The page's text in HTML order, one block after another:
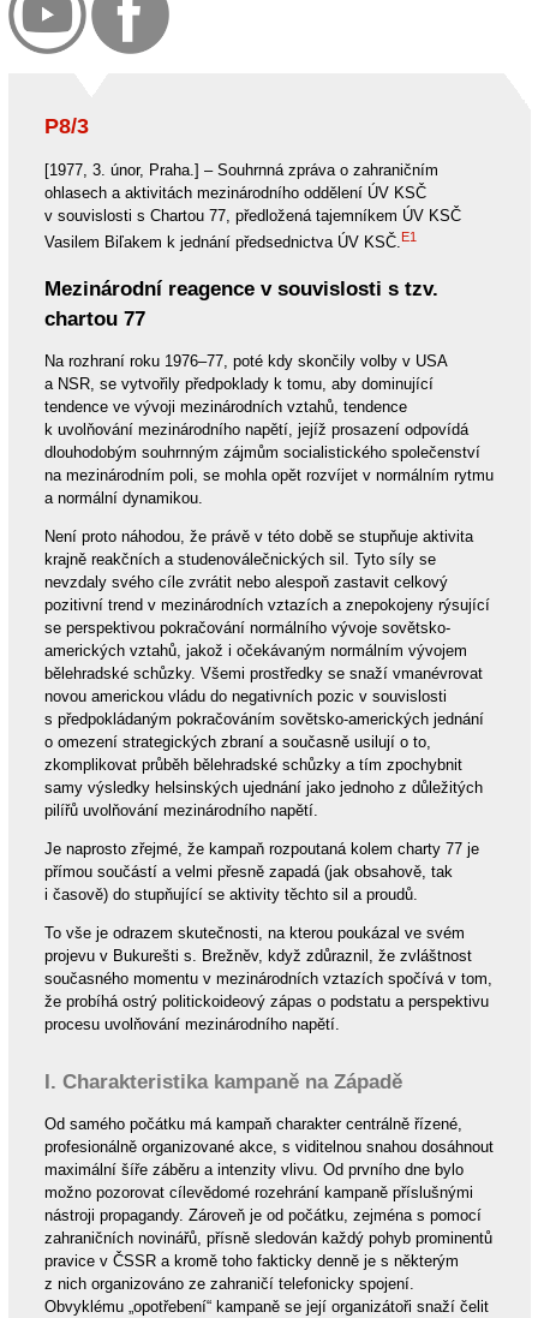
P8/3
[1977, 3. únor, Praha.] – Souhrnná zpráva o zahraničním
ohlasech a aktivitách mezinárodního oddělení ÚV KSČ
v souvislosti s Chartou 77, předložená tajemníkem ÚV KSČ
Vasilem Biľakem k jednání předsednictva ÚV KSČ.E1
Mezinárodní reagence v souvislosti s tzv.
chartou 77
Na rozhraní roku 1976–77, poté kdy skončily volby v USA
a NSR, se vytvořily předpoklady k tomu, aby dominující
tendence ve vývoji mezinárodních vztahů, tendence
k uvolňování mezinárodního napětí, jejíž prosazení odpovídá
dlouhodobým souhrnným zájmům socialistického společenství
na mezinárodním poli, se mohla opět rozvíjet v normálním rytmu
a normální dynamikou.
Není proto náhodou, že právě v této době se stupňuje aktivita
krajně reakčních a studenoválečnických sil. Tyto síly se
nevzdaly svého cíle zvrátit nebo alespoň zastavit celkový
pozitivní trend v mezinárodních vztazích a znepokojeny rýsující
se perspektivou pokračování normálního vývoje sovětsko-
amerických vztahů, jakož i očekávaným normálním vývojem
bělehradské schůzky. Všemi prostředky se snaží vmanévrovat
novou americkou vládu do negativních pozic v souvislosti
s předpokládaným pokračováním sovětsko-amerických jednání
o omezení strategických zbraní a současně usilují o to,
zkomplikovat průběh bělehradské schůzky a tím zpochybnit
samy výsledky helsinských ujednání jako jednoho z důležitých
pilířů uvolňování mezinárodního napětí.
Je naprosto zřejmé, že kampaň rozpoutaná kolem charty 77 je
přímou součástí a velmi přesně zapadá (jak obsahově, tak
i časově) do stupňující se aktivity těchto sil a proudů.
To vše je odrazem skutečnosti, na kterou poukázal ve svém
projevu v Bukurešti s. Brežněv, když zdůraznil, že zvláštnost
současného momentu v mezinárodních vztazích spočívá v tom,
že probíhá ostrý politickoideový zápas o podstatu a perspektivu
procesu uvolňování mezinárodního napětí.
I. Charakteristika kampaně na Západě
Od samého počátku má kampaň charakter centrálně řízené,
profesionálně organizované akce, s viditelnou snahou dosáhnout
maximální šíře záběru a intenzity vlivu. Od prvního dne bylo
možno pozorovat cílevědomé rozehrání kampaně příslušnými
nástroji propagandy. Zároveň je od počátku, zejména s pomocí
zahraničních novinářů, přísně sledován každý pohyb prominentů
pravice v ČSSR a kromě toho fakticky denně je s některým
z nich organizováno ze zahraničí telefonicky spojení.
Obvyklému „opotřebení“ kampaně se její organizátoři snaží čelit